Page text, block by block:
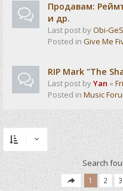
Продавам:
и др.
Last post byObi-
Posted in Give Me
RIP Mark "The
Last post byYan «
Posted in Music
Search
1 2 3